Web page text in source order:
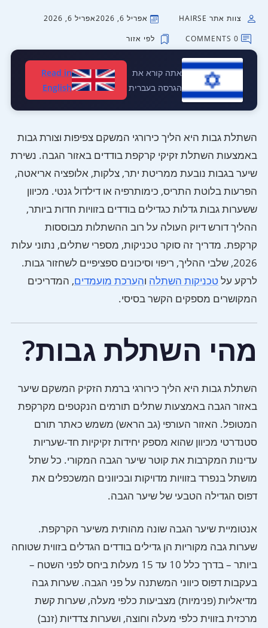
צוות אתר HAIRSE אפריל 6, 2026
אפריל 6, 2026
0 COMMENTS
לפי אזור
אתה קורא את
הגרסה בעברית
Read in
English
השתלת גבות היא הליך כירורגי המשקם צפיפות וצורת גבות
באמצעות השתלת זקיקי קרקפת בודדים באזור הגבה. נשירת
שיער בגבות נובעת ממריטת יתר, צלקות, אלופציה אריאטה,
הפרעות בלוטת התריס, כימותרפיה או דילדול גנטי. מכיוון
ששערות גבות גדלות כגדילים בודדים בזוויות חדות ביותר,
ההליך דורש דיוק העולה על רוב ההשתלות מבוססות
קרקפת. מדריך זה סוקר טכניקות, מספרי שתלים, נתוני עלות
2026, שלבי ההליך, ריפוי וסיכונים ספציפיים לשחזור גבות.
לרקע עלטכניקות השתלה והערכת מועמדים, המדריכים
המקושרים מספקים הקשר בסיסי.
מהי השתלת גבות?
השתלת גבות היא הליך כירורגי ברמת הזקיק המשקם שיער
באזור הגבה באמצעות שתלים תורמים הנקטפים מקרקפת
המטופל. האזור העורפי (גב הראש) משמש כאתר תורם
סטנדרטי מכיוון שהוא מספק יחידות זקיקיות חד-שעריות
עדינות המקרבות את קוטר שיער הגבה המקורי. כל שתל
מושתל בנפרד בזוויות מדויקות ובכיוונים המשכפלים את
דפוס הגדילה הטבעי של שיער הגבה.
אנטומיית שיער הגבה שונה מהותית משיער הקרקפת.
שערות גבה מקוריות הן גדילים בודדים הגדלים בזווית שטוחה
ביותר – בדרך כלל 10 עד 15 מעלות ביחס לפני השטח –
בעקבות דפוס כיווני המשתנה על פני הגבה. שערות גבה
מדיאליות (פנימיות) מצביעות כלפי מעלה, שערות קשת
מרכזית בזווית כלפי מעלה וחוצה, ושערות צדדיות (זנב)